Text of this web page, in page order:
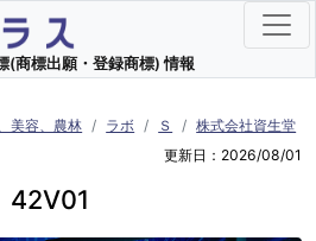
(商標出願・登録商標) 情報
美容、農林 ラボ Ｓ
株式会社資生堂
更新日：2026/08/01
42V01